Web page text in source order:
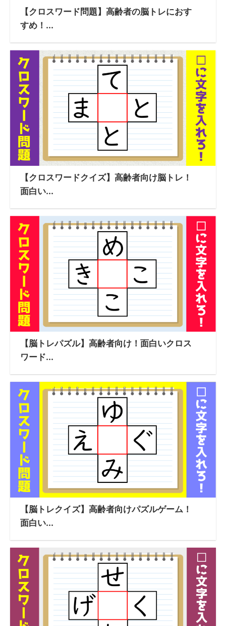
【クロスワード問題】高齢者の脳トレにおす
すめ！...
【クロスワードクイズ】高齢者向け脳トレ！
面白い...
【脳トレパズル】高齢者向け！面白いクロス
ワード...
【脳トレクイズ】高齢者向けパズルゲーム！
面白い...